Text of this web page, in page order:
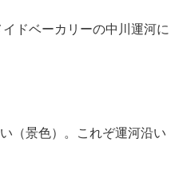
ドベーカリーの中川運河に
（景色）。これぞ運河沿い